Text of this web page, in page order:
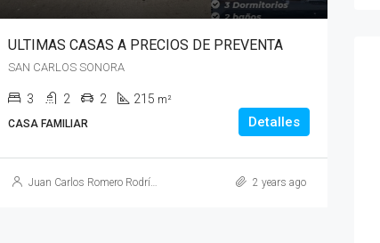
ULTIMAS CASAS A PRECIOS DE PREVENTA
SAN CARLOS SONORA
3 2 2 215 m²
CASA FAMILIAR
Detalles
Juan Carlos Romero Rodríguez 2 years ago